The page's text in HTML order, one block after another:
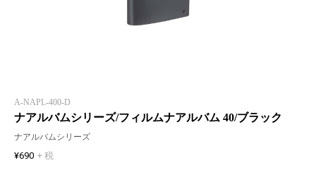
A-NAPL-400-D
ナアルバムシリーズ/フィルムナアルバム 40/ブラック
ナアルバムシリーズ
¥690 + 税